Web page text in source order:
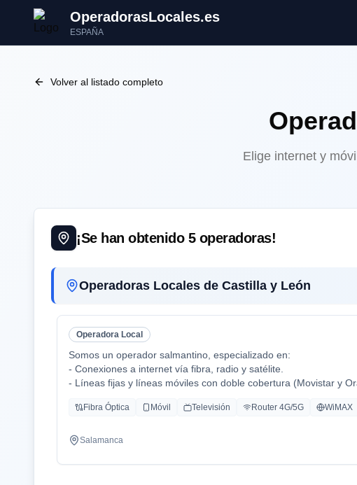
OperadorasLocales.es
ESPAÑA
Volver al listado completo
Elige internet y
¡Se han obtenido 5operadoras!
Operadoras Locales de Castilla y León
Operadora Local
Somos un operador salmantino, especializado en:
- Conexiones a internet vía fibra, radio y satélite.
- Líneas fijas y líneas móviles con doble cobertura (Movistar y
- Ciberseguridad.
Fibra Óptica Móvil Televisión Router 4G/5G WiMAX
Salamanca